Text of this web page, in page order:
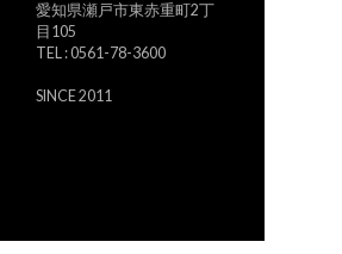
愛知県瀬戸市東赤重町2丁
目105
TEL : 0561-78-3600
SINCE 2011